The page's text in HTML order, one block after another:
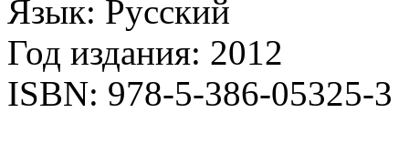
Язык: Русский
Год издания: 2012
ISBN: 978-5-386-05325-3